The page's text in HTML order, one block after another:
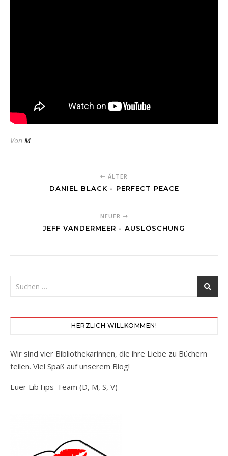
Von M
ÄLTER
DANIEL BLACK - PERFECT PEACE
NEUER
JEFF VANDERMEER - AUSLÖSCHUNG
HERZLICH WILLKOMMEN!
Wir sind vier Bibliothekarinnen, die ihre Liebe zu Büchern
teilen. Viel Spaß auf unserem Blog!
Euer LibTips-Team (D, M, S, V)